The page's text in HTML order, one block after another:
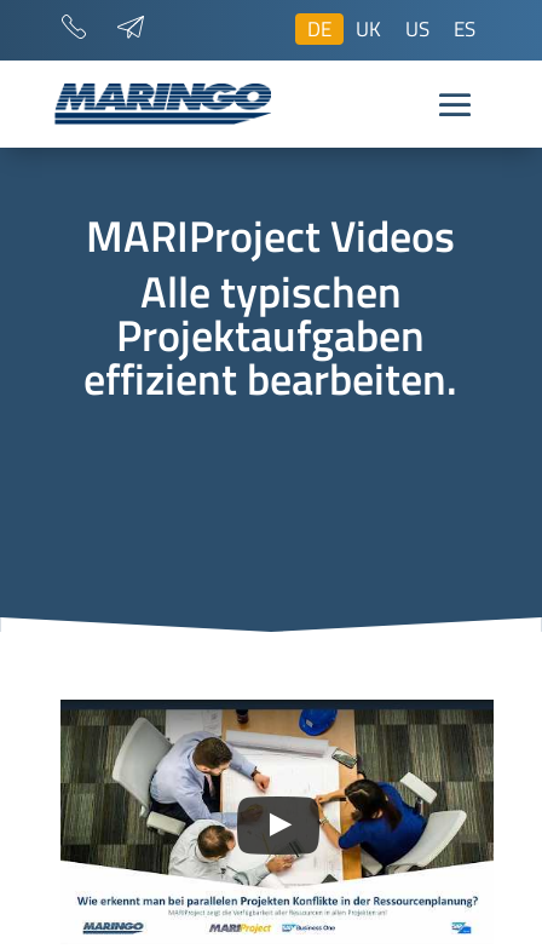
DE UK US ES
MARIProject Videos
Alle typischen
Projektaufgaben
effizient bearbeiten.